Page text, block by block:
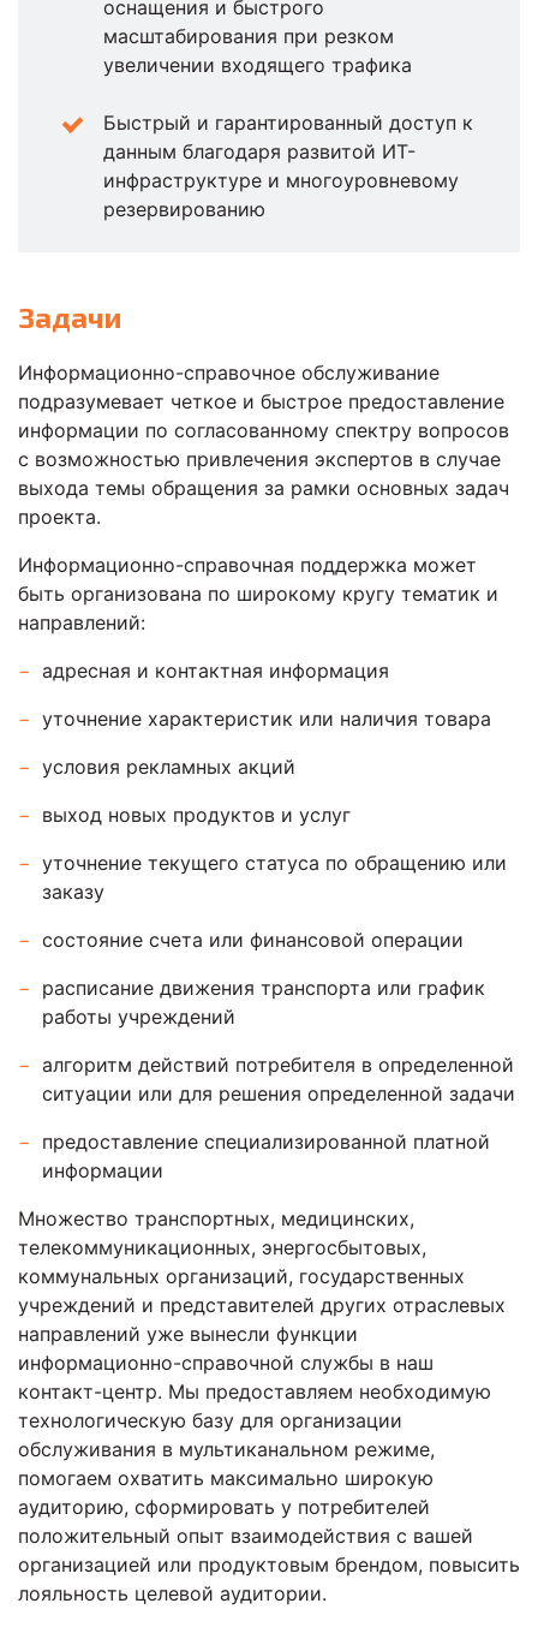
оснащения и быстрого
масштабирования при резком
увеличении входящего трафика
Быстрый и гарантированный доступ к
данным благодаря развитой ИТ-
инфраструктуре и многоуровневому
резервированию
Задачи
Информационно-справочное обслуживание
подразумевает четкое и быстрое предоставление
информации по согласованному спектру вопросов
с возможностью привлечения экспертов в случае
выхода темы обращения за рамки основных задач
проекта.
Информационно-справочная поддержка может
быть организована по широкому кругу тематик и
направлений:
адресная и контактная информация
уточнение характеристик или наличия товара
условия рекламных акций
выход новых продуктов и услуг
уточнение текущего статуса по обращению или
заказу
состояние счета или финансовой операции
расписание движения транспорта или график
работы учреждений
алгоритм действий потребителя в определенной
ситуации или для решения определенной задачи
предоставление специализированной платной
информации
Множество транспортных, медицинских,
телекоммуникационных, энергосбытовых,
коммунальных организаций, государственных
учреждений и представителей других отраслевых
направлений уже вынесли функции
информационно-справочной службы в наш
контакт-центр. Мы предоставляем необходимую
технологическую базу для организации
обслуживания в мультиканальном режиме,
помогаем охватить максимально широкую
аудиторию, сформировать у потребителей
положительный опыт взаимодействия с вашей
организацией или продуктовым брендом, повысить
лояльность целевой аудитории.